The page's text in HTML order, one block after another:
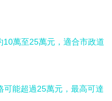
萬至25萬元，適合市政道
可能超過25萬元，最高可達